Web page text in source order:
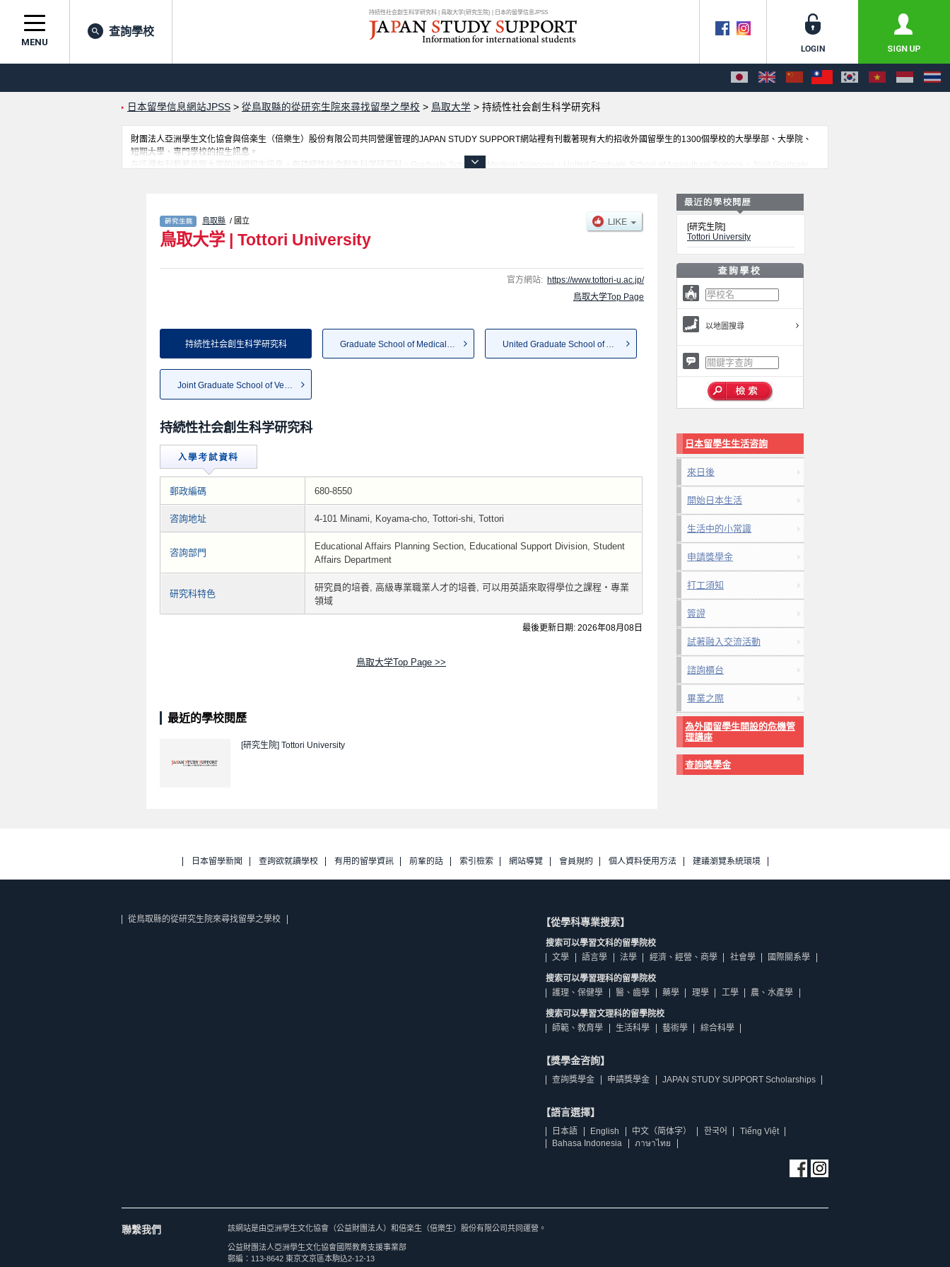
持続性社会創生科学研究科 | 鳥取大学(研究生院) | 日本的留學信息JPSS
MENU
查詢學校
日本留學信息網站JPSS > 從鳥取縣的從研究生院來尋找留學之學校 > 鳥取大学 > 持続性社会創生科学研究科
財團法人亞洲學生文化協會與倍楽生（倍樂生）股份有限公司共同營運管理的JAPAN STUDY SUPPORT網站裡有刊載著現有大約招收外國留學生的1300個學校的大學學部、大學院、
短期大學、專門學校的招生訊息。
在這裡有刊載著鳥取大学的詳細招生訊息。有持続性社会創生科学研究科、Graduate School of Medical Sciences、United Graduate School of Agricultural Science、Joint Graduate
鳥取縣 / 國立
鳥取大学 | Tottori University
官方網站: https://www.tottori-u.ac.jp/
鳥取大学Top Page
持続性社会創生科学研究科 Graduate School of Medical Sc... United Graduate School of Agr...
持続性社会創生科学研究科
郵政編碼 680-8550
咨詢地址 4-101 Minami, Koyama-cho, Tottori-shi, Tottori
咨詢部門
Educational Affairs Planning Section, Educational Support Division, Student
Affairs Department
研究科特色
研究員的培養, 高級專業職業人才的培養, 可以用英語來取得學位之課程・專業
領域
最後更新日期: 2026年08月08日
鳥取大学Top Page >>
最近的學校閱歷
[研究生院] Tottori University
[研究生院]
Tottori University
以地圖搜尋
日本留學生生活咨詢
來日後
開始日本生活
生活中的小常識
申請獎學金
打工須知
簽證
試著融入交流活動
諮詢櫃台
畢業之際
為外國留學生開設的危機管
理講座
查詢獎學金
日本留學新聞 查詢欲就讀學校 有用的留學資訊 前輩的話 索引檢索 網站導覽 會員規約 個人資料使用方法 建議瀏覽系統環境
從鳥取縣的從研究生院來尋找留學之學校 【從學科專業搜索】
搜索可以學習文科的留學院校
文學
語言學 法學 經濟、經營、商學 社會學 國際關系學
搜索可以學習理科的留學院校
護理、保健學
醫、齒學 藥學 理學 工學 農、水產學
搜索可以學習文理科的留學院校
師範、教育學
生活科學 藝術學 綜合科學
【獎學金咨詢】
查詢獎學金 申請獎學金 JAPAN STUDY SUPPORT Scholarships
【語言選擇】
日本語 English 中文（简体字） 한국어
Tiếng Việt
Bahasa Indonesia
ภาษาไทย
聯繫我們 該網站是由亞洲學生文化協會（公益財團法人）和倍楽生（倍樂生）股份有限公司共同運營。
公益財團法人亞洲學生文化協會國際教育支援事業部
郵編：113-8642 東京文京區本駒込2-12-13